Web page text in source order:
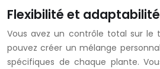
Flexibilité et
Vous avez un contrôle total sur le
pouvez créer un mélange
spécifiques de chaque plante.